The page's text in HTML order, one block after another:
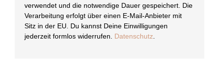
verwendet und die notwendige Dauer gespeichert. Die
Verarbeitung erfolgt über einen E-Mail-Anbieter mit
Sitz in der EU. Du kannst Deine Einwilligungen
jederzeit formlos widerrufen. Datenschutz.